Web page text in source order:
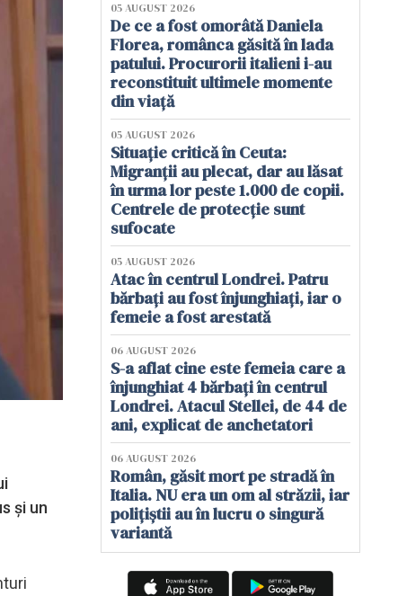
și un
05 AUGUST 2026
De ce a fost omorâtă Daniela
Florea, românca găsită în lada
patului. Procurorii italieni i-au
reconstituit ultimele momente
din viață
05 AUGUST 2026
Situație critică în Ceuta:
Migranții au plecat, dar au lăsat
în urma lor peste 1.000 de copii.
Centrele de protecție sunt
sufocate
05 AUGUST 2026
Atac în centrul Londrei. Patru
bărbați au fost înjunghiați, iar o
femeie a fost arestată
06 AUGUST 2026
S-a aflat cine este femeia care a
înjunghiat 4 bărbați în centrul
Londrei. Atacul Stellei, de 44 de
ani, explicat de anchetatori
06 AUGUST 2026
Român, găsit mort pe stradă în
Italia. NU era un om al străzii, iar
polițiștii au în lucru o singură
variantă